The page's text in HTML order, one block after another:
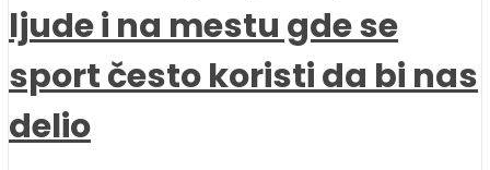
ljude i na mestu gde se
sport često koristi da bi nas
delio